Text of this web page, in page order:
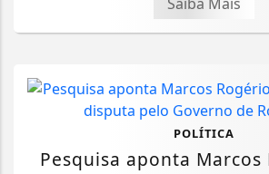
POLÍTICA
Pesquisa aponta Marcos